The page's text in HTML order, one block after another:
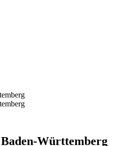
Württemberg